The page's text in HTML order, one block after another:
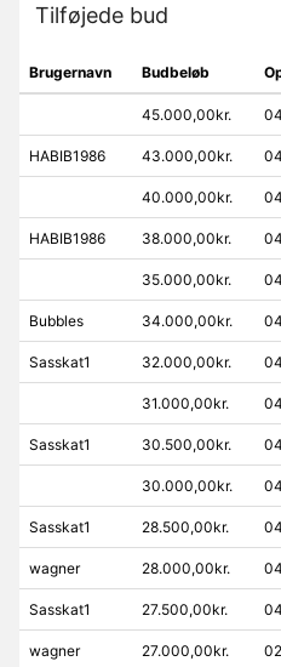
Tilføjede bud
Brugernavn Budbeløb
45.000,00kr.
HABIB1986 43.000,00kr.
40.000,00kr.
HABIB1986 38.000,00kr.
35.000,00kr.
Bubbles 34.000,00kr.
Sasskat1 32.000,00kr.
31.000,00kr.
Sasskat1 30.500,00kr.
30.000,00kr.
Sasskat1 28.500,00kr.
wagner 28.000,00kr.
Sasskat1 27.500,00kr.
wagner 27.000,00kr.